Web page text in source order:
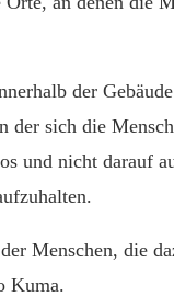
der
der sich die
und nicht darauf
Menschen, die
Kuma.